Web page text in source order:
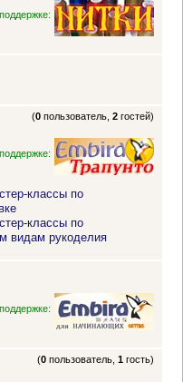
(0 пользователь,2 гостей)
классы по
классы по
видам рукоделия
(0 пользователь,1 гость)